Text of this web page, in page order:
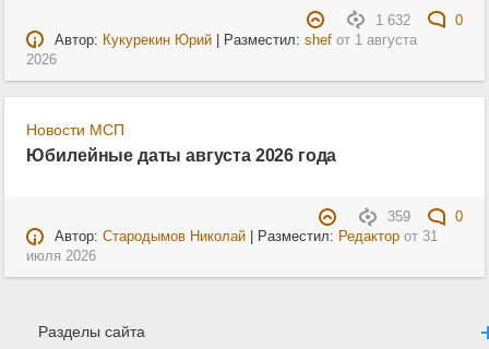
1 632
0
Автор: Кукурекин Юрий| Разместил: shefот 1 августа
2026
Новости МСП
Юбилейные даты августа 2026 года
359
0
Автор: Стародымов Николай| Разместил: Редакторот 31
июля 2026
Разделы сайта